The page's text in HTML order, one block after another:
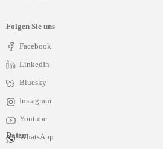
Folgen Sie uns
Facebook
LinkedIn
Bluesky
Instagram
Youtube
WhatsApp
Daten